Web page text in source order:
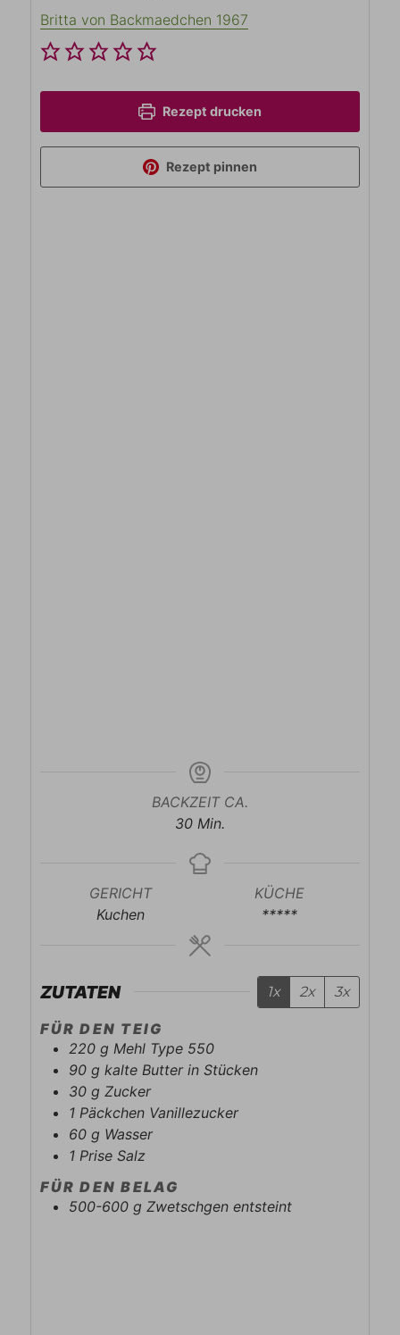
Britta von Backmaedchen 1967
Rezept drucken
Rezept pinnen
BACKZEIT CA.
30Minuten
Min.
GERICHT
Kuchen
KÜCHE
*****
ZUTATEN 1x 2x 3x
FÜR DEN TEIG
220 g Mehl Type 550
90 g kalte Butter in Stücken
30 g Zucker
1 Päckchen Vanillezucker
60 g Wasser
1 Prise Salz
FÜR DEN BELAG
500-600 g Zwetschgen entsteint